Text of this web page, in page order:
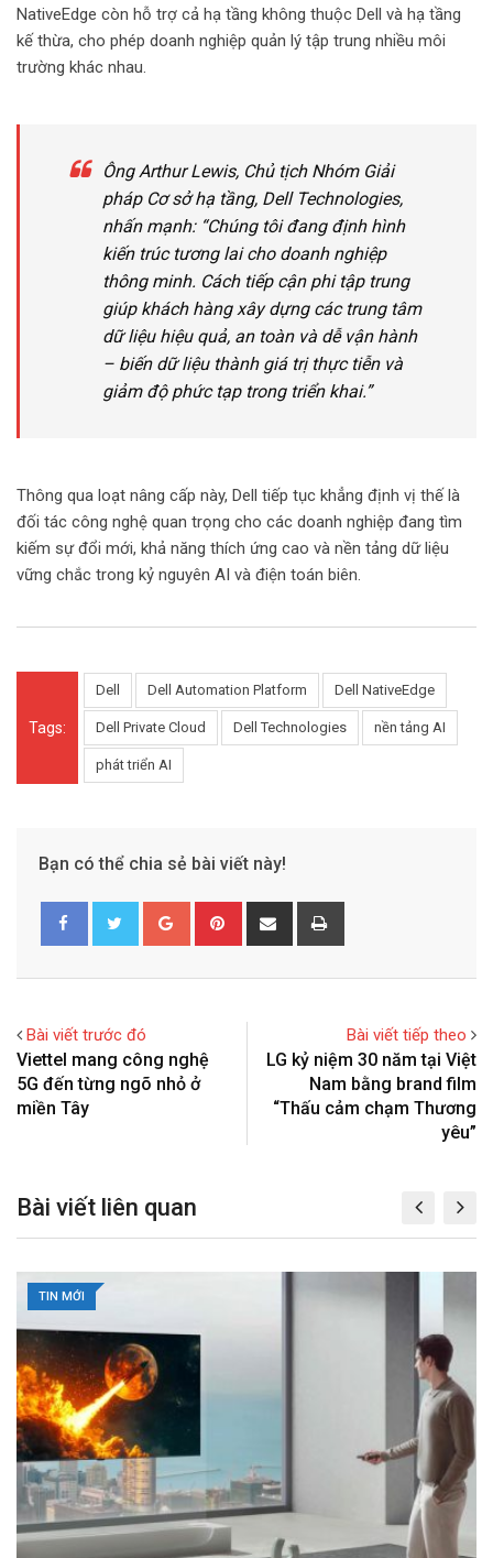
NativeEdge còn hỗ trợ cả hạ tầng không thuộc Dell và hạ tầng
kế thừa, cho phép doanh nghiệp quản lý tập trung nhiều môi
trường khác nhau.
Ông Arthur Lewis, Chủ tịch Nhóm Giải
pháp Cơ sở hạ tầng, Dell Technologies,
nhấn mạnh: “Chúng tôi đang định hình
kiến trúc tương lai cho doanh nghiệp
thông minh. Cách tiếp cận phi tập trung
giúp khách hàng xây dựng các trung tâm
dữ liệu hiệu quả, an toàn và dễ vận hành
– biến dữ liệu thành giá trị thực tiễn và
giảm độ phức tạp trong triển khai.”
Thông qua loạt nâng cấp này, Dell tiếp tục khẳng định vị thế là
đối tác công nghệ quan trọng cho các doanh nghiệp đang tìm
kiếm sự đổi mới, khả năng thích ứng cao và nền tảng dữ liệu
vững chắc trong kỷ nguyên AI và điện toán biên.
Tags:
Dell Dell Automation Platform Dell NativeEdge
Dell Private Cloud Dell Technologies nền tảng AI
phát triển AI
Bạn có thể chia sẻ bài viết này!
o
+
i
e
h
a
r
Bài viết trước đó
Viettel mang công nghệ
5G đến từng ngõ nhỏ ở
miền Tây
Bài viết tiếp theo
LG kỷ niệm 30 năm tại Việt
Nam bằng brand film
“Thấu cảm chạm Thương
yêu”
Bài viết liên quan
TIN MỚI